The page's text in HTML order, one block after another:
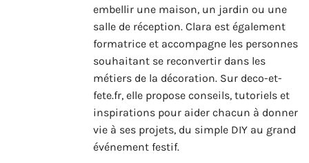
embellir une maison, un jardin ou une
salle de réception. Clara est également
formatrice et accompagne les personnes
souhaitant se reconvertir dans les
métiers de la décoration. Sur deco-et-
fete.fr, elle propose conseils, tutoriels et
inspirations pour aider chacun à donner
vie à ses projets, du simple DIY au grand
événement festif.